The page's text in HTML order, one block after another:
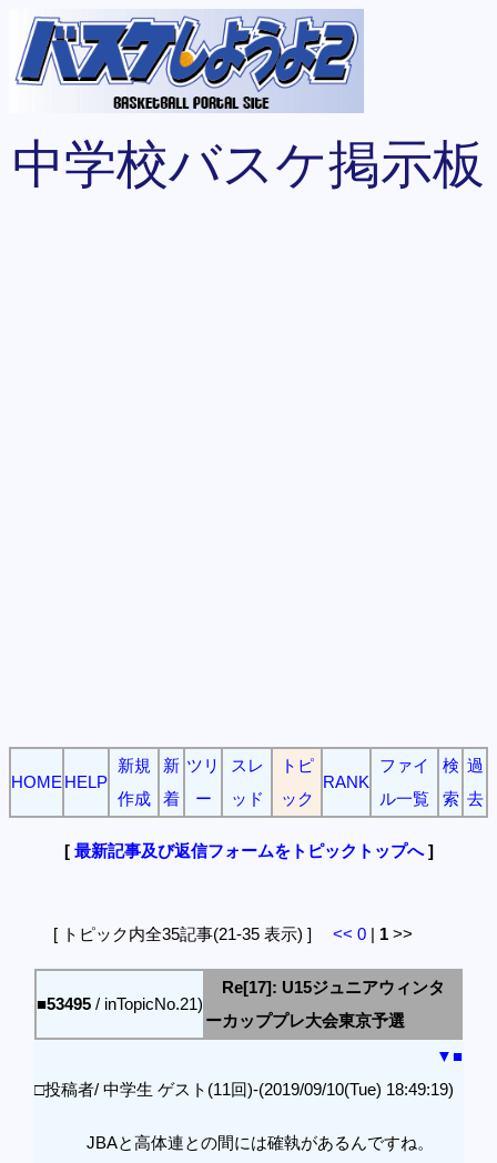
中学校バスケ掲示板
HOME HELP
新規
作成
新
着
ツリ
ー
スレ
ッド
トピ
ック
RANK
ファイ
ル一覧
検
索
過
去
[ 最新記事及び返信フォームをトピックトップへ]
[ トピック内全35記事(21-35 表示) ] << 0 | 1 >>
■53495 / inTopicNo.21)
Re[17]: U15ジュニアウィンタ
ーカッププレ大会東京予選
▼■
□投稿者/ 中学生 ゲスト(11回)-(2019/09/10(Tue) 18:49:19)
JBAと高体連との間には確執があるんですね。